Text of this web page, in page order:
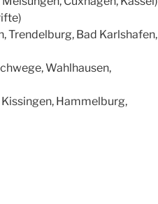
Trendelburg, Bad Karlshafen,
Wahlhausen,
Hammelburg,